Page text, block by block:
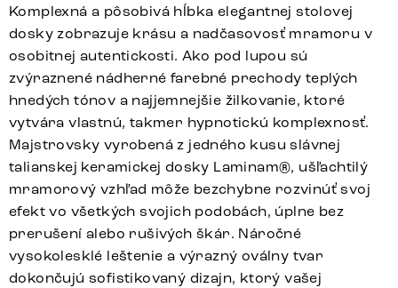
Komplexná a pôsobivá hĺbka elegantnej stolovej
dosky zobrazuje krásu a nadčasovosť mramoru v
osobitnej autentickosti. Ako pod lupou sú
zvýraznené nádherné farebné prechody teplých
hnedých tónov a najjemnejšie žilkovanie, ktoré
vytvára vlastnú, takmer hypnotickú komplexnosť.
Majstrovsky vyrobená z jedného kusu slávnej
talianskej keramickej dosky Laminam®, ušľachtilý
mramorový vzhľad môže bezchybne rozvinúť svoj
efekt vo všetkých svojich podobách, úplne bez
prerušení alebo rušivých škár. Náročné
vysokolesklé leštenie a výrazný oválny tvar
dokončujú sofistikovaný dizajn, ktorý vašej